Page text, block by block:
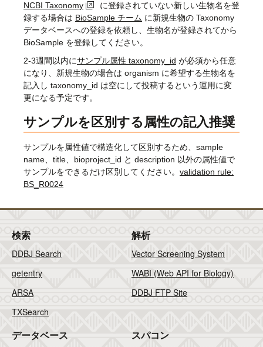
NCBI Taxonomy
に登録されていない新しい生物名を登
録する場合は BioSample チーム に新規生物の Taxonomy
データベースへの登録を依頼し、生物名が登録されてから
BioSample を登録してください。
2-3週間以内にサンプル属性 taxonomy_id が必須から任意
になり、新規生物の場合は organism に希望する生物名を
記入し taxonomy_id は空にして投稿するという運用に変
更になる予定です。
サンプルを区別する属性の記入推奨
サンプルを属性値で構造化して区別するため、sample
name、title、bioproject_id と description 以外の属性値で
サンプルをできるだけ区別してください。 validation rule:
BS_R0024
検索
DDBJ Search
getentry
ARSA
TXSearch
解析
Vector Screening System
WABI (Web API for Biology)
DDBJ FTP Site
データベース スパコン